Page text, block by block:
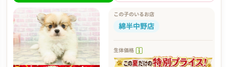
この子のいるお店
綿半中野店
生体価格